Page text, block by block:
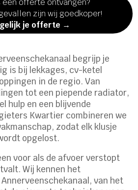
zijn wij goedkoper!
je offerte →
begrijp je
is bij lekkages, cv-ketel
in de regio. Van
tot een piepende radiator,
hulp en een blijvende
Kwartier combineren we
zodat elk klusje
opgelost.
voor als de afvoer verstopt
Wij kennen het
van het